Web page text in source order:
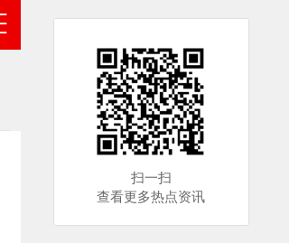
扫一扫
查看更多热点资讯